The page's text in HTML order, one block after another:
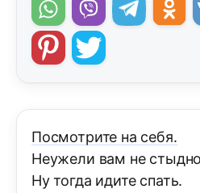
Посмотрите на себя.
Неужели вам не
Ну тогда идите спать.